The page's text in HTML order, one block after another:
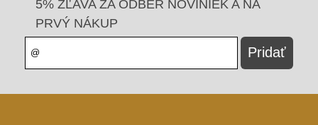
5% ZĽAVA ZA ODBER NOVINIEK A NA
PRVÝ NÁKUP